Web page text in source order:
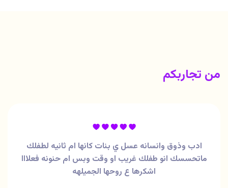
من تجاربكم
ادب وذوق وانسانه عسل ي بنات كانها ام ثانيه لطفلك
ماتحسسك انو طفلك غريب او وقت وبس ام حنونه فعلااا
اشكرها ع روحها الجميلهه